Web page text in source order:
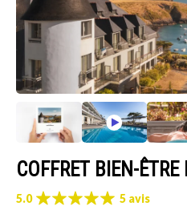
COFFRET BIEN-ÊTRE
5.0 5 avis